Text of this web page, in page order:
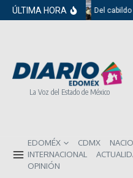
Saltar al contenido
ÚLTIMA HORA Del cabildo
La Voz del Estado de México
EDOMÉX CDMX
INTERNACIONAL
OPINIÓN